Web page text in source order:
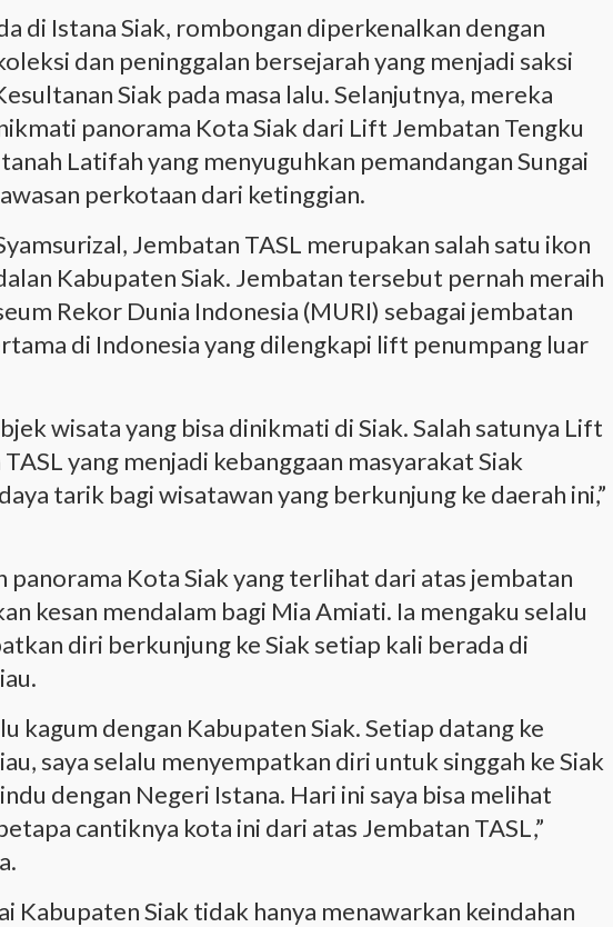
di Istana Siak, rombongan diperkenalkan dengan
dan peninggalan bersejarah yang menjadi saksi
Siak pada masa lalu. Selanjutnya, mereka
panorama Kota Siak dari Lift Jembatan Tengku
Latifah yang menyuguhkan pemandangan Sungai
perkotaan dari ketinggian.
Jembatan TASL merupakan salah satu ikon
Kabupaten Siak. Jembatan tersebut pernah meraih
Rekor Dunia Indonesia (MURI) sebagai jembatan
di Indonesia yang dilengkapi lift penumpang luar
wisata yang bisa dinikmati di Siak. Salah satunya Lift
yang menjadi kebanggaan masyarakat Siak
tarik bagi wisatawan yang berkunjung ke daerah ini,”
panorama Kota Siak yang terlihat dari atas jembatan
kesan mendalam bagi Mia Amiati. Ia mengaku selalu
diri berkunjung ke Siak setiap kali berada di
kagum dengan Kabupaten Siak. Setiap datang ke
saya selalu menyempatkan diri untuk singgah ke Siak
dengan Negeri Istana. Hari ini saya bisa melihat
cantiknya kota ini dari atas Jembatan TASL,”
Kabupaten Siak tidak hanya menawarkan keindahan